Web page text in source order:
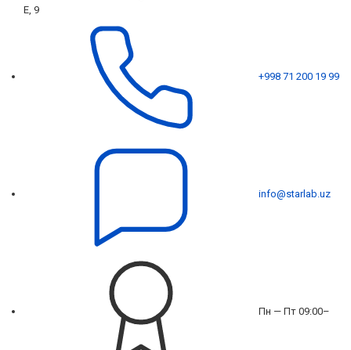
Е, 9
+998 71 200 19 99
info@starlab.uz
Пн — Пт 09:00–